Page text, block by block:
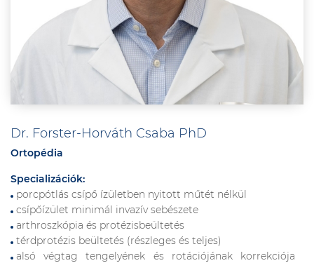
Dr. Forster-Horváth Csaba PhD
Ortopédia
Specializációk:
porcpótlás csípő ízületben nyitott műtét nélkül
csípőízület minimál invazív sebészete
arthroszkópia és protézisbeültetés
térdprotézis beültetés (részleges és teljes)
alsó végtag tengelyének és rotációjának korrekciója